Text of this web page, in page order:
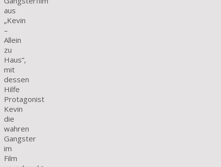
aus
„Kevin
–
Allein
zu
Haus“,
mit
dessen
Hilfe
Protagonist
Kevin
die
wahren
Gangster
im
Film